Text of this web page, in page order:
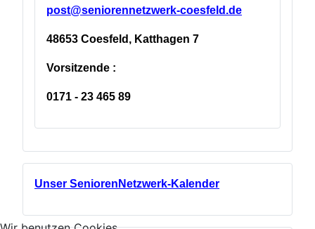
post@seniorennetzwerk-coesfeld.de
48653 Coesfeld, Katthagen 7
Vorsitzende :
0171 - 23 465 89
Unser SeniorenNetzwerk-Kalender